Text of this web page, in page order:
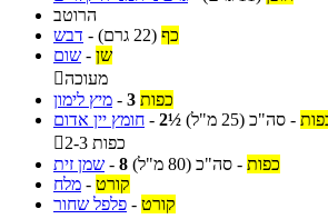
הרוטב
דבש - כף (22 גרם)
שום - שן
מעוכה
מיץ לימון - 3 כפות
חומץ יין אדום - 2½ - סה"כ (25 מ"ל)

2-3 כפות
שמן זית - 8 כפות - סה"כ (80 מ"ל)
מלח - קורט
פלפל שחור - קורט